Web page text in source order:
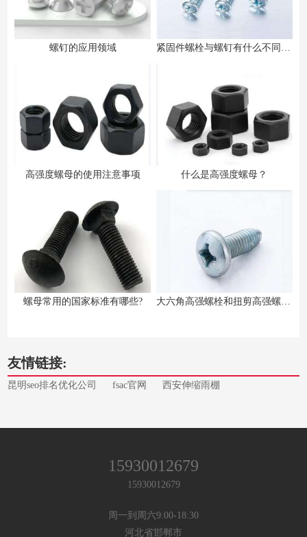
螺钉的应用领域 紧固件螺栓与螺钉有什么不同之处
高强度螺母的使用注意事项 什么是高强度螺母？
螺母常用的国家标准有哪些? 大六角高强螺栓和扭剪高强螺栓的区别
友情链接:
昆明seo排名优化公司 fsac官网 西安伸缩雨棚
15930012679
15930012679
周一到周六9:00-18:30
河北省邯郸市